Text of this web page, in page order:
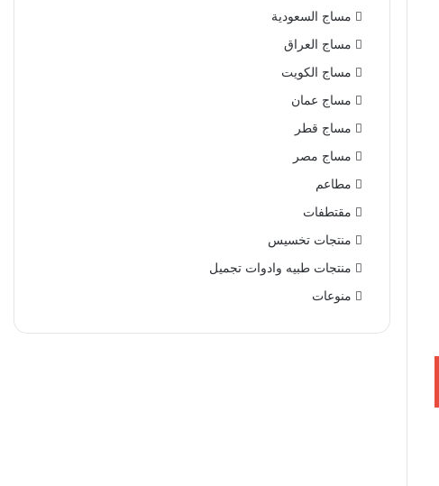
مساج السعودية
مساج العراق
مساج الكويت
مساج عمان
مساج قطر
مساج مصر
مطاعم
مقتطفات
منتجات تخسيس
منتجات طبيه وادوات تجميل
منوعات